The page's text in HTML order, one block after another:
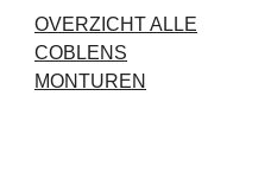
OVERZICHT ALLE
COBLENS
MONTUREN